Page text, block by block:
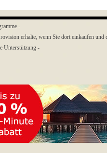
-
erhalte, wenn Sie dort einkaufen und
Unterstützung -